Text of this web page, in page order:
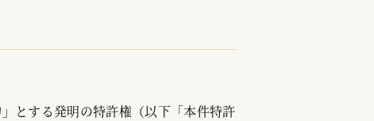
とする発明の特許権（以下「本件特許